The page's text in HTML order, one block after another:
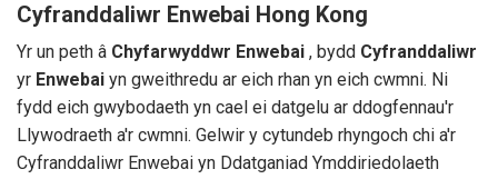
Cyfranddaliwr Enwebai Hong Kong
Yr un peth â Chyfarwyddwr Enwebai , bydd Cyfranddaliwr
yr Enwebai yn gweithredu ar eich rhan yn eich cwmni. Ni
fydd eich gwybodaeth yn cael ei datgelu ar ddogfennau'r
Llywodraeth a'r cwmni. Gelwir y cytundeb rhyngoch chi a'r
Cyfranddaliwr Enwebai yn Ddatganiad Ymddiriedolaeth